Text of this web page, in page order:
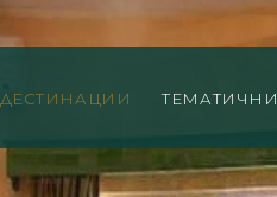
ДЕСТИНАЦИИ ТЕМАТИЧНИ